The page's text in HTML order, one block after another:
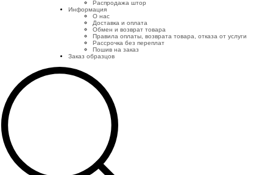
Распродажа штор
Информация
О нас
Доставка и оплата
Обмен и возврат товара
Правила оплаты, возврата товара, отказа от услуги
Рассрочка без переплат
Пошив на заказ
Заказ образцов